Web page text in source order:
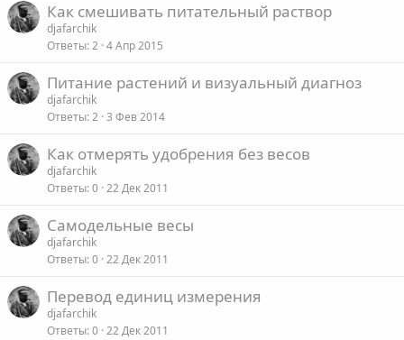
Как смешивать питательный раствор
djafarchik
Ответы 2 4 Апр 2015
Питание растений и визуальный диагноз
djafarchik
Ответы 2 3 Фев 2014
Как отмерять удобрения без весов
djafarchik
Ответы 0 22 Дек 2011
Самодельные весы
djafarchik
Ответы 0 22 Дек 2011
Перевод единиц измерения
djafarchik
Ответы 0 22 Дек 2011